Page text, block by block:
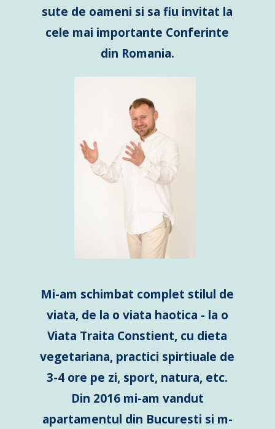
sute de oameni si sa fiu invitat la
cele mai importante Conferinte
din Romania.
Mi-am schimbat complet stilul de
viata, de la o viata haotica - la o
Viata Traita Constient, cu dieta
vegetariana, practici spirtiuale de
3-4 ore pe zi, sport, natura, etc.
Din 2016 mi-am vandut
apartamentul din Bucuresti si m-